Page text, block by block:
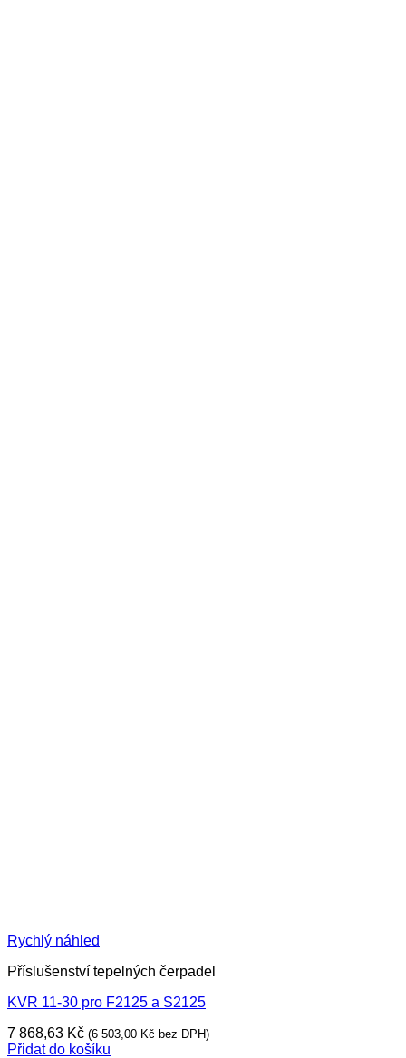
Rychlý náhled
Příslušenství tepelných čerpadel
KVR 11-30 pro F2125 a S2125
7 868,63 Kč (6 503,00 Kč bez DPH)
Přidat do košíku